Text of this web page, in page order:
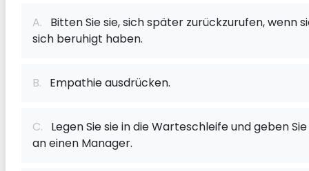
A. Bitten Sie sie, sich später zurückzurufen, wenn
sich beruhigt haben.
B. Empathie ausdrücken.
C. Legen Sie sie in die Warteschleife und geben Sie
an einen Manager.